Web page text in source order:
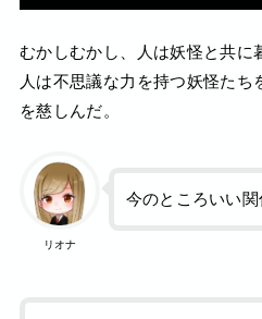
むかしむかし、人は妖怪と共に
人は不思議な力を持つ妖怪たち
を慈しんだ。
リオナ
今のところいい関